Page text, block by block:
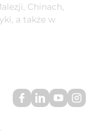
Chinach,
a także w